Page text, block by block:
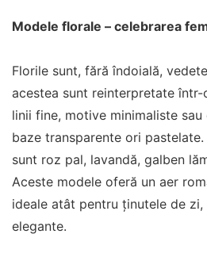
Modele florale – celebrarea
Florile sunt, fără îndoială,
acestea sunt reinterpretate într-
linii fine, motive minimaliste
baze transparente ori
sunt roz pal, lavandă, galben
Aceste modele oferă un aer
ideale atât pentru ținutele de
elegante.